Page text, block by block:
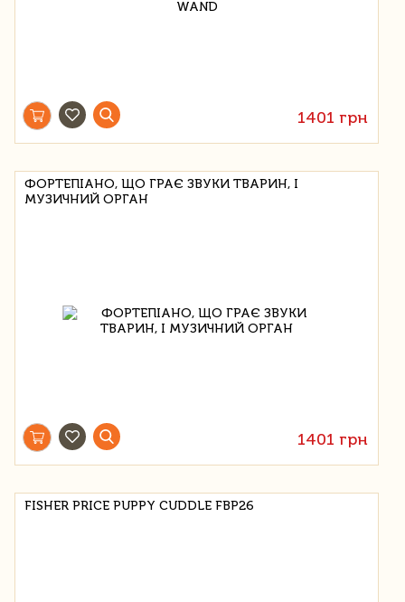
1401 грн
ФОРТЕПІАНО, ЩО ГРАЄ ЗВУКИ ТВАРИН, І
МУЗИЧНИЙ ОРГАН
1401 грн
FISHER PRICE PUPPY CUDDLE FBP26